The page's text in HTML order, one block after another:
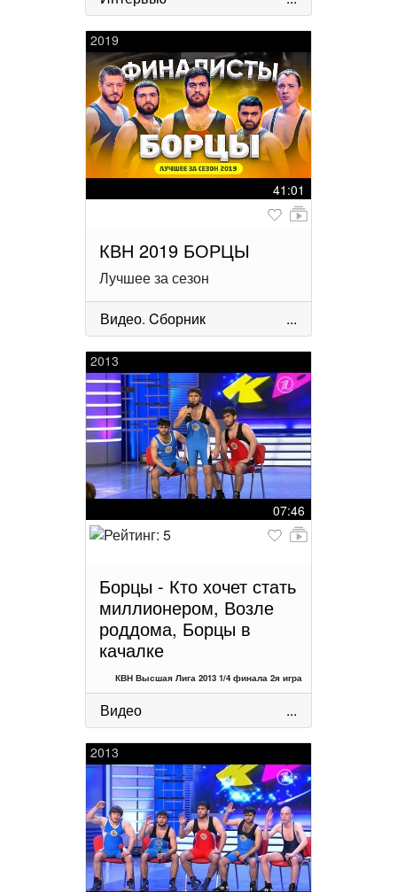
2019
41:01
КВН 2019 БОРЦЫ
Лучшее за сезон
Видео. Cборник ...
2013
07:46
Борцы - Кто хочет стать
миллионером, Возле
роддома, Борцы в
качалке
КВН Высшая Лига 2013 1/4 финала 2я игра
Видео ...
2013